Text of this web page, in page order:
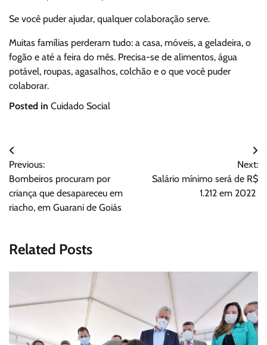
Se você puder ajudar, qualquer colaboração serve.
Muitas famílias perderam tudo: a casa, móveis, a geladeira, o
fogão e até a feira do mês. Precisa-se de alimentos, água
potável, roupas, agasalhos, colchão e o que você puder
colaborar.
Posted in Cuidado Social
Navegação
de
Post
Previous:
Bombeiros procuram por
criança que desapareceu em
riacho, em Guarani de Goiás
Next:
Salário mínimo será de R$
1.212 em 2022
Related Posts